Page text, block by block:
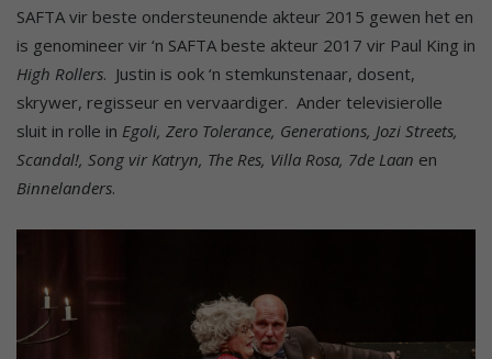
SAFTA vir beste ondersteunende akteur 2015 gewen het en
is genomineer vir ‘n SAFTA beste akteur 2017 vir Paul King in
High Rollers. Justin is ook ‘n stemkunstenaar, dosent,
skrywer, regisseur en vervaardiger. Ander televisierolle
sluit in rolle in Egoli, Zero Tolerance, Generations, Jozi Streets,
Scandal!, Song vir Katryn, The Res, Villa Rosa, 7de Laan en
Binnelanders.